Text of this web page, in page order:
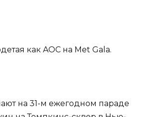
как AOC на Met Gala.
на 31-м ежегодном параде